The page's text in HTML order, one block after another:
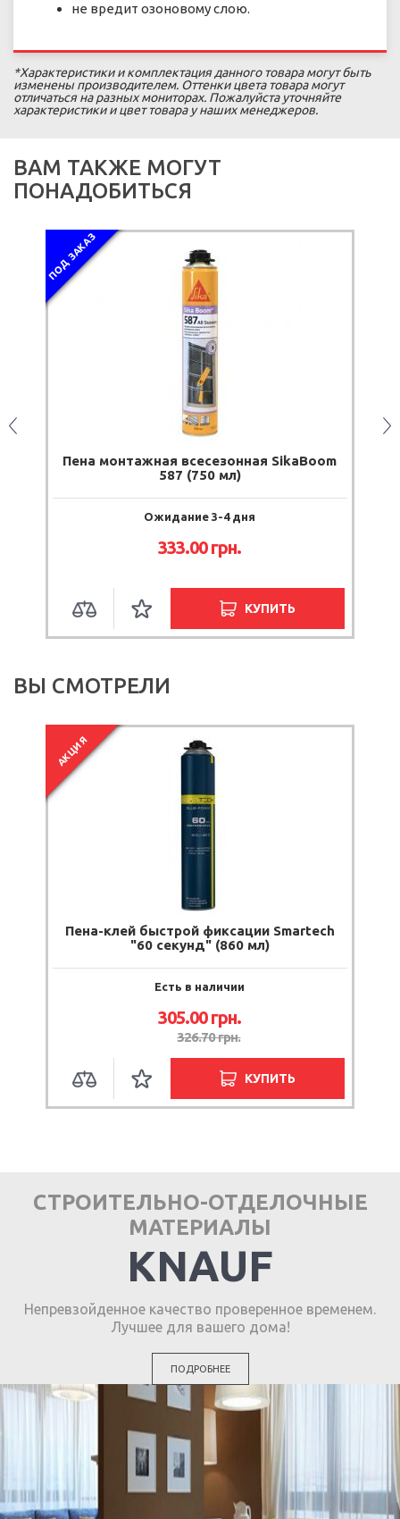
не вредит озоновому слою.
*Характеристики и комплектация данного товара могут быть
изменены производителем. Оттенки цвета товара могут
отличаться на разных мониторах. Пожалуйста уточняйте
характеристики и цвет товара у наших менеджеров.
ВАМ ТАКЖЕ МОГУТ
ПОНАДОБИТЬСЯ
ПОД ЗАКАЗ
Пена монтажная всесезонная SikaBoom
587 (750 мл)
Ожидание 3-4 дня
333.00грн.
КУПИТЬ
ВЫ СМОТРЕЛИ
АКЦИЯ
Пена-клей быстрой фиксации Smartech
"60 секунд" (860 мл)
Есть в наличии
305.00грн.
326.70грн.
КУПИТЬ
СТРОИТЕЛЬНО-ОТДЕЛОЧНЫЕ
МАТЕРИАЛЫ
KNAUF
Непревзойденное качество проверенное временем.
Лучшее для вашего дома!
ПОДРОБНЕЕ